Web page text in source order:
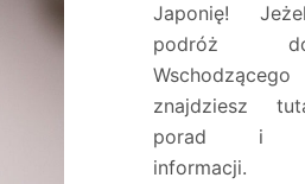
Japonię!
podróż
znajdziesz
porad i
informacji.